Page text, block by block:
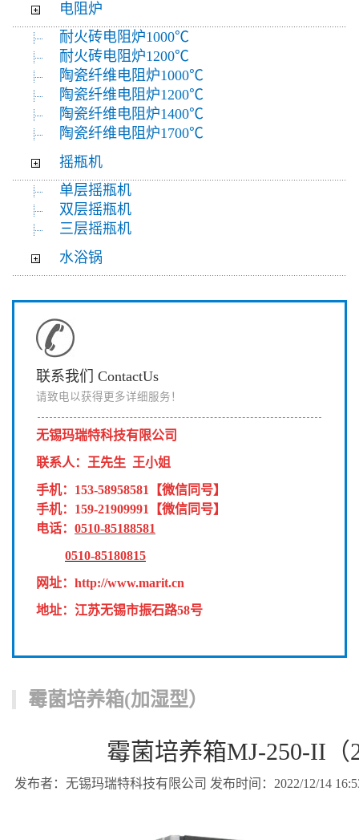
电阻炉
耐火砖电阻炉1000℃
耐火砖电阻炉1200℃
陶瓷纤维电阻炉1000℃
陶瓷纤维电阻炉1200℃
陶瓷纤维电阻炉1400℃
陶瓷纤维电阻炉1700℃
摇瓶机
单层摇瓶机
双层摇瓶机
三层摇瓶机
水浴锅
联系我们 ContactUs
请致电以获得更多详细服务！
无锡玛瑞特科技有限公司
联系人 ：
王先生 王小姐
手机： 153-58958581
【微信同号】
手机： 159-21909991
【微信同号】
电话： 0510-85188581
0510-85180815
网址： http://www.marit.cn
地址：江苏无锡市振石路58号
霉菌培养箱(加湿型）
霉菌培养箱MJ-250-II（
发布者：无锡玛瑞特科技有限公司 发布时间：2022/12/14